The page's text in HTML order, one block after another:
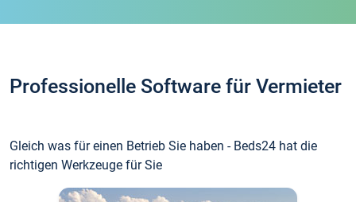
Professionelle Software für Vermieter
Gleich was für einen Betrieb Sie haben - Beds24 hat die
richtigen Werkzeuge für Sie